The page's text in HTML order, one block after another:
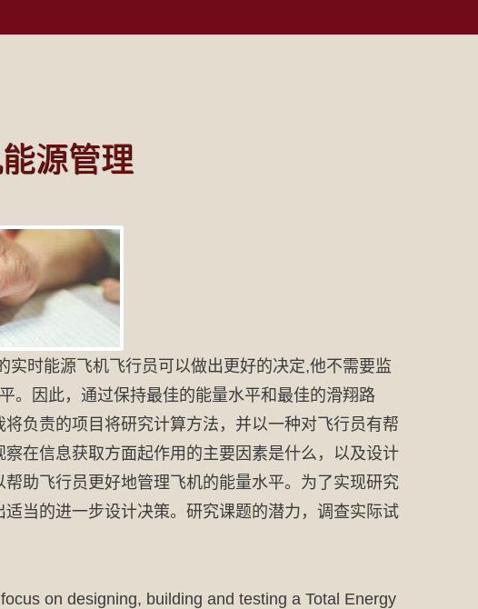
源管理
时能源飞机飞行员可以做出更好的决定,他不需要监
。因此，通过保持最佳的能量水平和最佳的滑翔路
负责的项目将研究计算方法，并以一种对飞行员有帮
在信息获取方面起作用的主要因素是什么，以及设计
助飞行员更好地管理飞机的能量水平。为了实现研究
当的进一步设计决策。研究课题的潜力，调查实际试
on designing, building and testing a Total Energy